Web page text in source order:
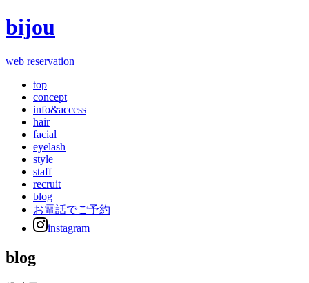
bijou
web reservation
top
concept
info&access
hair
facial
eyelash
style
staff
recruit
blog
お電話でご予約
instagram
blog